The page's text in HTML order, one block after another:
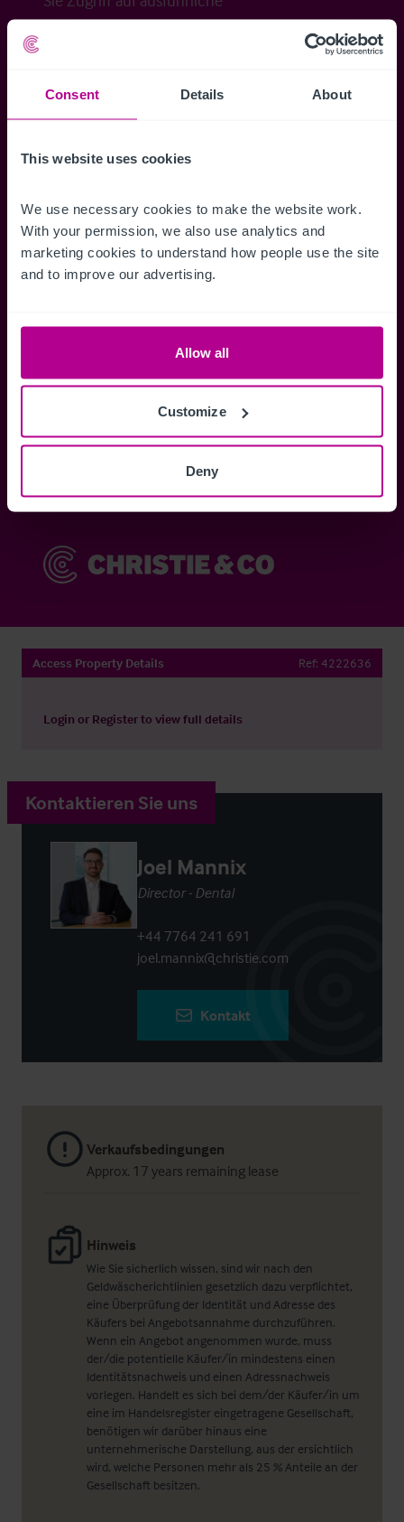
Consent Details About
This website uses cookies
We use necessary cookies to make the website work.
With your permission, we also use analytics and
marketing cookies to understand how people use the site
and to improve our advertising.
Allow all
Customize
Deny
Veraufsinformationen, erweiterte Suche über
Benachrichtigungen für neuen Objekten zu
erhalten.
Zugriff auf alle
Informationen
Speichern
Anmelden
Sie haben bereits ein Konto? Jetzt anmelden
Access Property Details Ref: 4222636
Login or Registerto view full details
Verkaufsbedingungen
Approx. 17 years remaining lease
Hinweis
Wie Sie sicherlich wissen, sind wir nach den
Geldwäscherichtlinien gesetzlich dazu verpflichtet,
eine Überprüfung der Identität und Adresse des
Käufers bei Angebotsannahme durchzuführen.
Wenn ein Angebot angenommen wurde, muss
der/die potentielle Käufer/in mindestens einen
Identitätsnachweis und einen Adressnachweis
vorlegen. Handelt es sich bei dem/der Käufer/in um
eine im Handelsregister eingetragene Gesellschaft,
benötigen wir darüber hinaus eine
unternehmerische Darstellung, aus der ersichtlich
wird, welche Personen mehr als 25 % Anteile an der
Gesellschaft besitzen.
Kontaktieren Sie uns
Joel Mannix
Director - Dental
+44 7764 241 691
joel.mannix@christie.com
Kontakt